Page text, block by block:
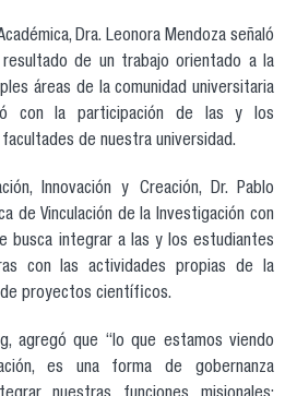
Dra. Leonora Mendoza señaló
de un trabajo orientado a la
áreas de la comunidad universitaria
con la participación de las y los
de nuestra universidad.
Innovación y Creación, Dr. Pablo
de Vinculación de la Investigación con
busca integrar a las y los estudiantes
con las actividades propias de la
proyectos científicos.
agregó que “lo que estamos viendo
es una forma de gobernanza